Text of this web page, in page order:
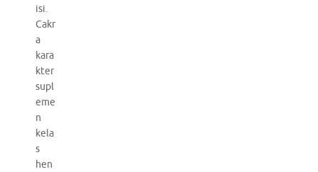
isi.
Cakr
a
kara
kter
supl
eme
n
kela
s
hen